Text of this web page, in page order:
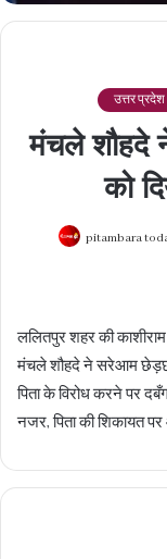
उत्तर प्रदेश
मंचले शौहदे
को
pitambara
ललितपुर शहर की काशीराम
मंचले शौहदे ने सरेआम
पिता के विरोध करने पर
नजर, पिता की शिकायत